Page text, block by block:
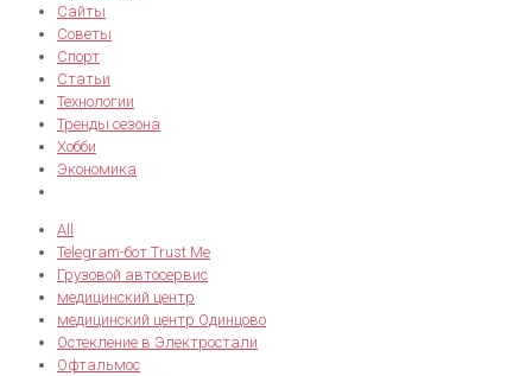
Сайты
Советы
Спорт
Статьи
Технологии
Тренды сезона
Хобби
Экономика
All
Telegram-бот Trust Me
Грузовой автосервис
медицинский центр
медицинский центр Одинцово
Остекление в Электростали
Офтальмос